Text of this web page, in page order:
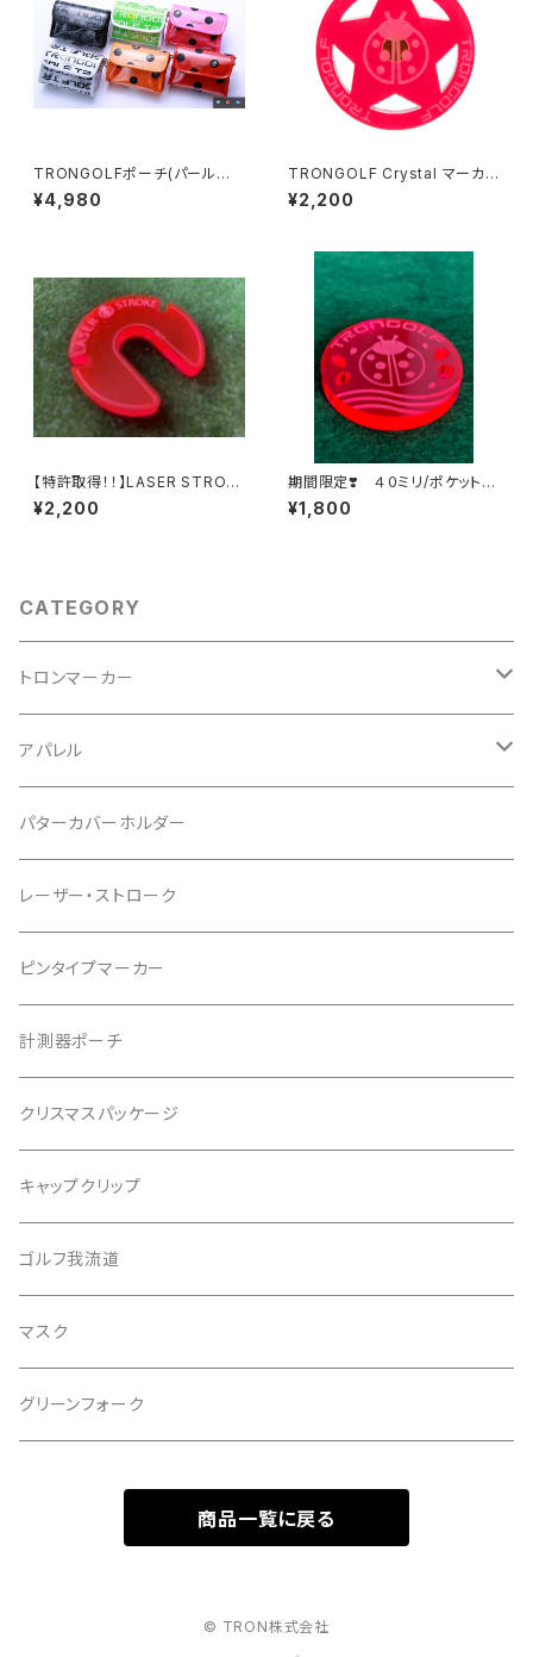
TRONGOLFポーチ(パールホ
ワイト・ブラック)
¥4,980
TRONGOLF Crystal マーカ
ー／マグネット／ スター
¥2,200
【特許取得！！】LASER STROK
E/レーザー ストローク versio
n２.５
¥2,200
期間限定❣️ ４０ミリ/ポケット
サクラデザイン
¥1,800
CATEGORY
トロンマーカー
パッケージ
ポケットタイプ
マグネットタイプ
ゆかちんまるマーカー
キャサリンマーカー
もちけんマーカー
バッファローゴルフ
アパレル
Tシャツ
パターカバーホルダー
レーザー・ストローク
ピンタイプマーカー
計測器ポーチ
クリスマスパッケージ
キャップクリップ
ゴルフ我流道
マスク
グリーンフォーク
商品一覧に戻る
© TRON株式会社